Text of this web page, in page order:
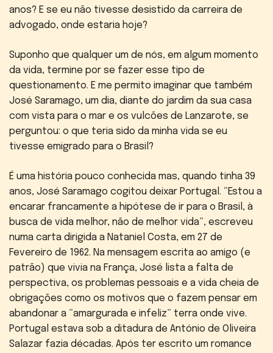
anos? E se eu não tivesse desistido da carreira de
advogado, onde estaria hoje?
Suponho que qualquer um de nós, em algum momento
da vida, termine por se fazer esse tipo de
questionamento. E me permito imaginar que também
José Saramago, um dia, diante do jardim da sua casa
com vista para o mar e os vulcões de Lanzarote, se
perguntou: o que teria sido da minha vida se eu
tivesse emigrado para o Brasil?
É uma história pouco conhecida mas, quando tinha 39
anos, José Saramago cogitou deixar Portugal. “Estou a
encarar francamente a hipótese de ir para o Brasil, à
busca de vida melhor, não de melhor vida”, escreveu
numa carta dirigida a Nataniel Costa, em 27 de
Fevereiro de 1962. Na mensagem escrita ao amigo (e
patrão) que vivia na França, José lista a falta de
perspectiva, os problemas pessoais e a vida cheia de
obrigações como os motivos que o fazem pensar em
abandonar a “amargurada e infeliz” terra onde vive.
Portugal estava sob a ditadura de António de Oliveira
Salazar fazia décadas. Após ter escrito um romance